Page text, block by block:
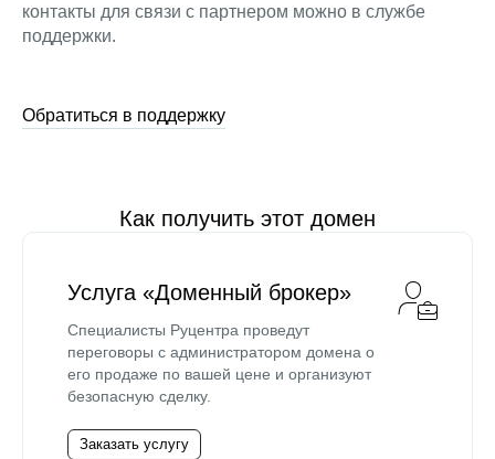
контакты для связи с партнером можно в службе
поддержки.
Обратиться в поддержку
Как получить этот домен
Услуга «Доменный брокер»
Специалисты Руцентра проведут
переговоры с администратором домена о
его продаже по вашей цене и организуют
безопасную сделку.
Заказать услугу